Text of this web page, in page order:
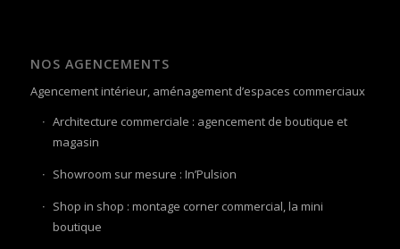
NOS AGENCEMENTS
Agencement intérieur, aménagement d’espaces commerciaux
Architecture commerciale : agencement de boutique et
magasin
Showroom sur mesure : In’Pulsion
Shop in shop : montage corner commercial, la mini
boutique